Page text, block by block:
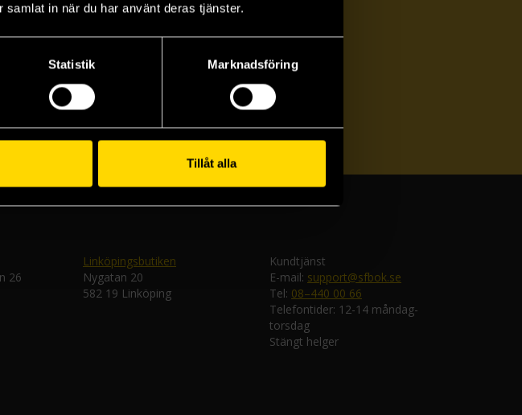
in när du har använt deras tjänster.
Statistik Marknadsföring
Tillåt alla
nyhetsbrev
Skicka
26
Linköpingsbutiken
Nygatan 20
582 19 Linköping
Kundtjänst
E-mail: support@sfbok.se
Tel: 08–440 00 66
Telefontider: 12-14 måndag-
torsdag
Stängt helger